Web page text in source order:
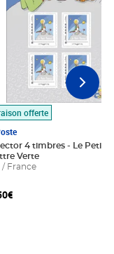
panier
offerte
4 timbres - Le Petit
Verte
/ France